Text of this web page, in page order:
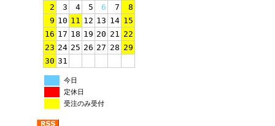
2
3 4 5 6 7
8
9 10 11 12 13 14 15
16 17 18 19 20 21 22
23 24 25 26 27 28 29
30 31
今日
定休日
受注のみ受付